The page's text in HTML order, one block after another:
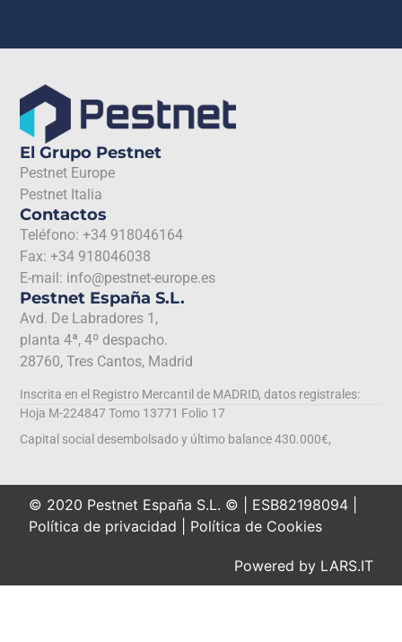
Pestnet España S.L.
Avd. De Labradores 1,
planta 4ª, 4º despacho.
28760, Tres Cantos, Madrid
Inscrita en el Registro Mercantil de MADRID, datos registrales:
Hoja M-224847 Tomo 13771 Folio 17
Capital social desembolsado y último balance 430.000€,
Contactos
Teléfono: +34 918046164
Fax: +34 918046038
E-mail: info@pestnet-europe.es
El Grupo Pestnet
Pestnet Europe
Pestnet Italia
© 2020 Pestnet España S.L. © | ESB82198094 |
Política de privacidad
Política de Cookies
Powered by LARS.IT